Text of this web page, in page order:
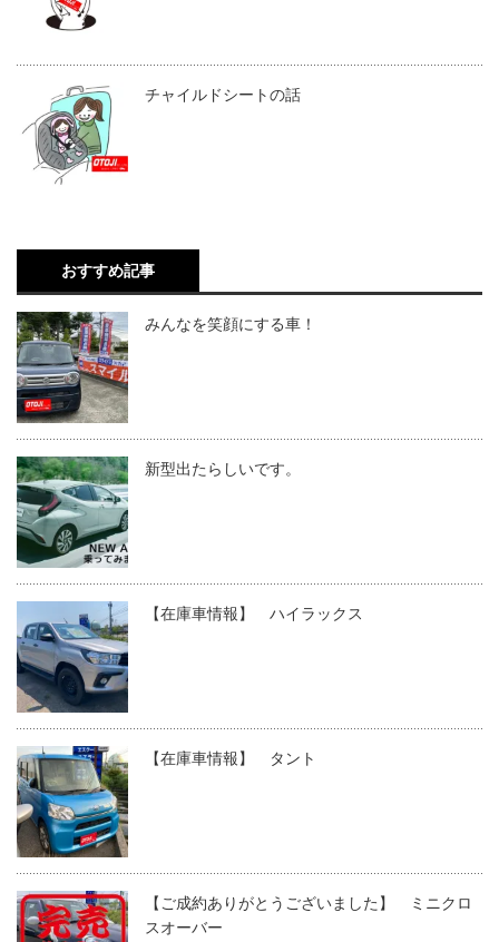
チャイルドシートの話
おすすめ記事
みんなを笑顔にする車！
新型出たらしいです。
【在庫車情報】 ハイラックス
【在庫車情報】 タント
【ご成約ありがとうございました】 ミニクロ
スオーバー